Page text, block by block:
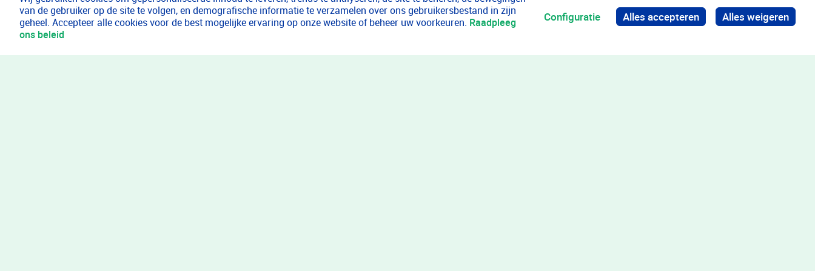
van de gebruiker op de site te volgen, en demografische informatie te verzamelen over ons gebruikersbestand in zijn
geheel. Accepteer alle cookies voor de best mogelijke ervaring op onze website of beheer uw voorkeuren. Raadpleeg
ons beleid
Configuratie Alles accepteren Alles weigeren